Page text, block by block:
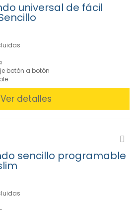
universal de fácil
botón a botón
Ver detalles
sencillo programable